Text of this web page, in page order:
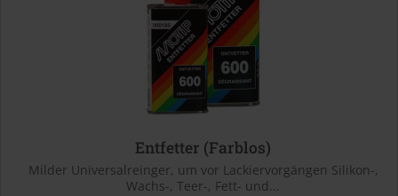
Entfetter (Farblos)
Milder Universalreinger, um vor Lackiervorgängen Silikon-,
Wachs-, Teer-, Fett- und...